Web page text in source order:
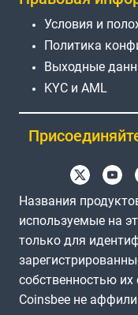
Условия и
Политика
Выходные
KYC и AML
Названия
используемые на
только для
собственностью
Coinsbee не